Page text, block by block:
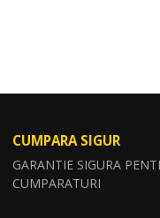
CUMPARA SIGUR
GARANTIE SIGURA
CUMPARATURI